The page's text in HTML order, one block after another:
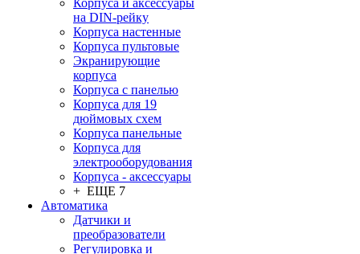
Корпуса и аксессуары
на DIN-рейку
Корпуса настенные
Корпуса пультовые
Экранирующие
корпуса
Корпуса с панелью
Корпуса для 19
дюймовых схем
Корпуса панельные
Корпуса для
электрооборудования
Корпуса - аксессуары
+ ЕЩЕ 7
Автоматика
Датчики и
преобразователи
Регулировка и